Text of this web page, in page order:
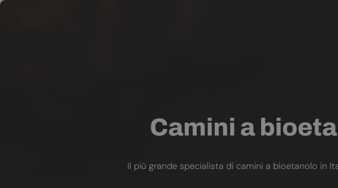
Camini a
Il più grande specialista di camini a bioetanolo in